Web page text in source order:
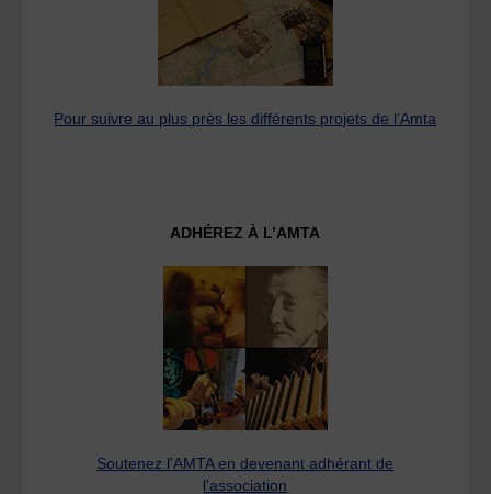
Pour suivre au plus près les différents projets de l’Amta
ADHÉREZ À L’AMTA
Soutenez l'AMTA en devenant adhérant de
l'association